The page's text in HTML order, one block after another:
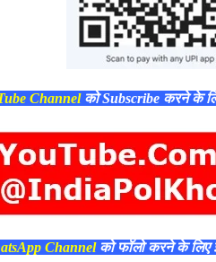
Channelको Subscribe करने के
Channelको फॉलो करने के